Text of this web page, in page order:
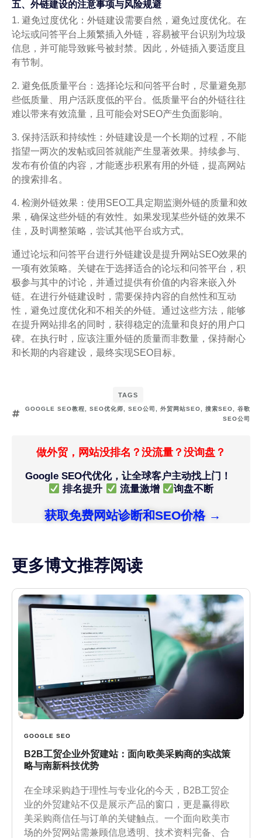
五、外链建设的注意事项与风险规避
1. 避免过度优化：外链建设需要自然，避免过度优化。在
论坛或问答平台上频繁插入外链，容易被平台识别为垃圾
信息，并可能导致账号被封禁。因此，外链插入要适度且
有节制。
2. 避免低质量平台：选择论坛和问答平台时，尽量避免那
些低质量、用户活跃度低的平台。低质量平台的外链往往
难以带来有效流量，且可能会对SEO产生负面影响。
3. 保持活跃和持续性：外链建设是一个长期的过程，不能
指望一两次的发帖或回答就能产生显著效果。持续参与、
发布有价值的内容，才能逐步积累有用的外链，提高网站
的搜索排名。
4. 检测外链效果：使用SEO工具定期监测外链的质量和效
果，确保这些外链的有效性。如果发现某些外链的效果不
佳，及时调整策略，尝试其他平台或方式。
通过论坛和问答平台进行外链建设是提升网站SEO效果的
一项有效策略。关键在于选择适合的论坛和问答平台，积
极参与其中的讨论，并通过提供有价值的内容来嵌入外
链。在进行外链建设时，需要保持内容的自然性和互动
性，避免过度优化和不相关的外链。通过这些方法，能够
在提升网站排名的同时，获得稳定的流量和良好的用户口
碑。在执行时，应该注重外链的质量而非数量，保持耐心
和长期的内容建设，最终实现SEO目标。
TAGS
GOOGLE SEO教程, SEO优化师, SEO公司 , 外贸网站SEO, 搜索SEO, 谷歌
SEO公司
做外贸，网站没排名？没流量？没询盘？
Google SEO代优化，让全球客户主动找上门！
排名提升
流量激增 询盘不断
获取免费网站诊断和SEO价格 →
更多博文推荐阅读
GOOGLE SEO
B2B工贸企业外贸建站：面向欧美采购商的实战策
略与南新科技优势
在全球采购趋于理性与专业化的今天，B2B工贸企
业的外贸建站不仅是展示产品的窗口，更是赢得欧
美采购商信任与订单的关键触点。一个面向欧美市
场的外贸网站需兼顾信息透明、技术资料完备、合